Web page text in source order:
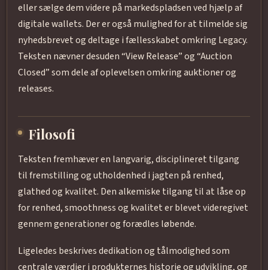
eller sælge dem videre på markedspladsen ved hjælp af
digitale wallets. Der er også mulighed for at tilmelde sig
nyhedsbrevet og deltage i fællesskabet omkring Legacy.
Teksten nævner desuden “View Release” og “Auction
Closed” som dele af oplevelsen omkring auktioner og
releases.
Filosofi
Teksten fremhæver en langvarig, disciplineret tilgang
til fremstilling og utholdenhed i jagten på renhed,
glathed og kvalitet. Den alkemiske tilgang til at låse op
for renhed, smoothness og kvalitet er blevet videregivet
gennem generationer og forædles løbende.
Ligeledes beskrives dedikation og tålmodighed som
centrale værdier i produkternes historie og udvikling, og